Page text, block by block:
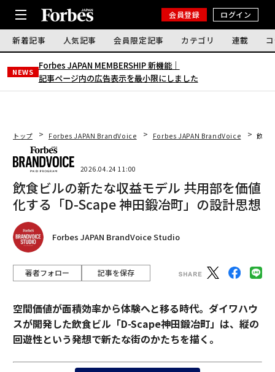
会員登録 ログイン
新着記事 人気記事 会員限定記事 カテゴリ 連載
NEWS
Forbes JAPAN MEMBERSHIP 新機能｜
記事ページ内の広告表示を最小限にしました
トップ Forbes JAPAN BrandVoice Forbes JAPAN BrandVoice 飲食
2026.04.24 11:00
飲食ビルの新たな収益モデル 共用部を価値
化する「D-Scape 神田鍛冶町」の設計思想
Forbes JAPAN BrandVoice Studio
著者フォロー 記事を保存
空間価値が面積効率から体験へと移る時代。ダイワハウ
スが開発した飲食ビル「D-Scape神田鍛冶町」は、縦の
回遊性という発想で新たな街のかたちを描く。